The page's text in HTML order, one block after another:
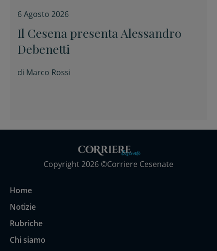
6 Agosto 2026
Il Cesena presenta Alessandro
Debenetti
di Marco Rossi
Copyright 2026 ©Corriere Cesenate
Home
Notizie
Rubriche
Chi siamo